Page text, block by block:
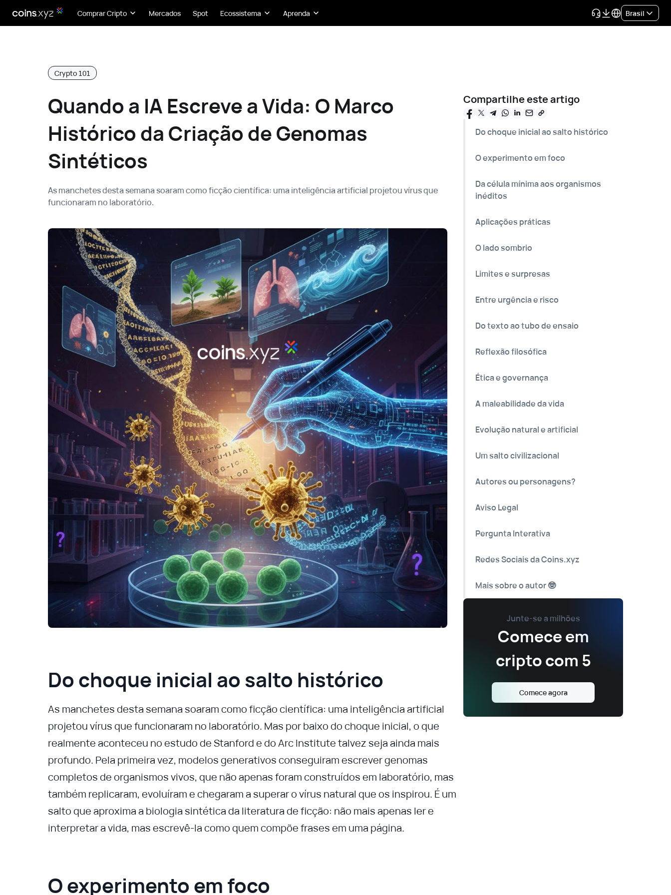
Comprar Cripto Mercados Spot Ecossistema Aprenda Brasil
Crypto 101
Quando a IA Escreve a Vida: O Marco
Histórico da Criação de Genomas
Sintéticos
As manchetes desta semana soaram como ficção científica: uma inteligência artificial projetou vírus que
funcionaram no laboratório.
Do choque inicial ao salto histórico
As manchetes desta semana soaram como ficção científica: uma inteligência artificial
projetou vírus que funcionaram no laboratório. Mas por baixo do choque inicial, o que
realmente aconteceu no estudo de Stanford e do Arc Institute talvez seja ainda mais
profundo. Pela primeira vez, modelos generativos conseguiram escrever genomas
completos de organismos vivos, que não apenas foram construídos em laboratório, mas
também replicaram, evoluíram e chegaram a superar o vírus natural que os inspirou. É um
salto que aproxima a biologia sintética da literatura de ficção: não mais apenas ler e
interpretar a vida, mas escrevê-la como quem compõe frases em uma página.
O experimento em foco
Compartilhe este artigo
Do choque inicial ao salto histórico
O experimento em foco
Da célula mínima aos organismos
inéditos
Aplicações práticas
O lado sombrio
Limites e surpresas
Entre urgência e risco
Do texto ao tubo de ensaio
Reflexão filosófica
Ética e governança
A maleabilidade da vida
Evolução natural e artificial
Um salto civilizacional
Autores ou personagens?
Aviso Legal
Pergunta Interativa
Redes Sociais da Coins.xyz
Mais sobre o autor 🤓
Junte-se a milhões
Comece em
cripto com 5
Comece agora